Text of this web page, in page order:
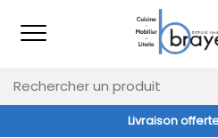
Livraison